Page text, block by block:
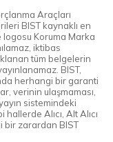
Araçları
BIST kaynaklı en
Koruma Marka
iktibas
tüm belgelerin
BIST,
herhangi bir garanti
verinin ulaşmaması,
sistemindeki
Alıcı, Alt Alıcı
bir zarardan BIST